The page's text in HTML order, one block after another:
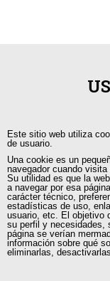
+593 98 541
Guayaquil,
Este sitio web utiliza
de usuario.
Una cookie es un
navegador cuando
Su utilidad es que la
a navegar por esa
carácter técnico,
estadísticas de uso,
usuario, etc. El objetivo
su perfil y necesidades,
página se verían
información sobre qué
eliminarlas,